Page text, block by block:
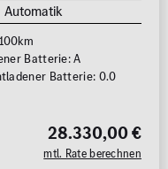
Automatik
Batterie: A
Batterie: 0.0
28.330,00 €
mtl. Rate berechnen